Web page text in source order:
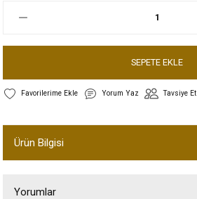
SEPETE EKLE
Yorum Yaz Tavsiye Et
Ürün Bilgisi
Yorumlar